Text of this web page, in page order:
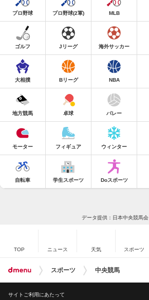
プロ野球 プロ野球(2軍) MLB
ゴルフ Jリーグ 海外サッカー
大相撲 Bリーグ NBA
地方競馬 卓球 バレー
モーター フィギュア ウィンター
自転車 学生スポーツ Doスポーツ
データ提供：日本中央競馬会
TOP ニュース 天気 スポーツ
スポーツ 中央競馬
サイトご利用にあたって